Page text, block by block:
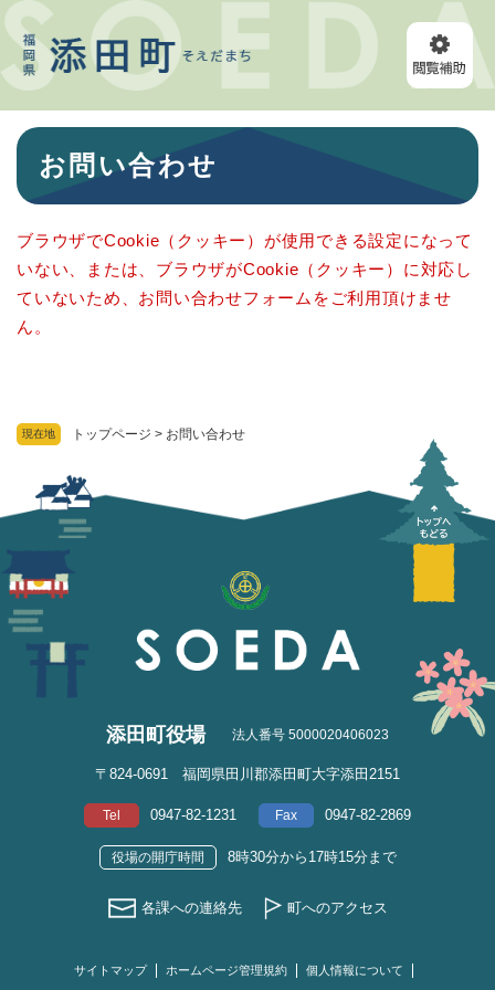
ペ
ー
の
メニューを飛ばして本文へ
現在地 トップページ > お問い合わせ
本
お問い合わせ
ブラウザでCookie（クッキー）が使用できる設定になって
いない、または、ブラウザがCookie（クッキー）に対応し
ていないため、お問い合わせフォームをご利用頂けませ
ん。
添田町役場 法人番号 5000020406023
〒824-0691 福岡県田川郡添田町大字添田2151
Tel 0947-82-1231 Fax 0947-82-2869
役場の開庁時間 8時30分から17時15分まで
各課への連絡先 町へのアクセス
サイトマップ ホームページ管理規約 個人情報について